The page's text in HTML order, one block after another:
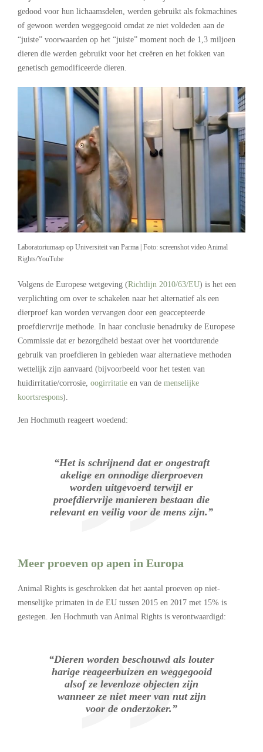
gedood voor hun lichaamsdelen, werden gebruikt als fokmachines
of gewoon werden weggegooid omdat ze niet voldeden aan de
“juiste” voorwaarden op het “juiste” moment noch de 1,3 miljoen
dieren die werden gebruikt voor het creëren en het fokken van
genetisch gemodificeerde dieren.
Laboratoriumaap op Universiteit van Parma | Foto: screenshot video Animal
Rights/YouTube
Volgens de Europese wetgeving (Richtlijn 2010/63/EU) is het een
verplichting om over te schakelen naar het alternatief als een
dierproef kan worden vervangen door een geaccepteerde
proefdiervrije methode. In haar conclusie benadruky de Europese
Commissie dat er bezorgdheid bestaat over het voortdurende
gebruik van proefdieren in gebieden waar alternatieve methoden
wettelijk zijn aanvaard (bijvoorbeeld voor het testen van
huidirritatie/corrosie, oogirritatie en van de menselijke
koortsrespons).
Jen Hochmuth reageert woedend:
“Het is schrijnend dat er ongestraft
akelige en onnodige dierproeven
worden uitgevoerd terwijl er
proefdiervrije manieren bestaan die
relevant en veilig voor de mens zijn.”
Meer proeven op apen in Europa
Animal Rights is geschrokken dat het aantal proeven op niet-
menselijke primaten in de EU tussen 2015 en 2017 met 15% is
gestegen. Jen Hochmuth van Animal Rights is verontwaardigd:
“Dieren worden beschouwd als louter
harige reageerbuizen en weggegooid
alsof ze levenloze objecten zijn
wanneer ze niet meer van nut zijn
voor de onderzoker.”